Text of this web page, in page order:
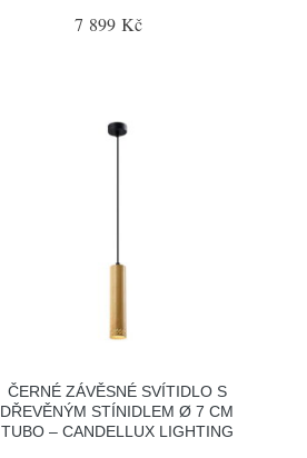
7 899 Kč
ČERNÉ ZÁVĚSNÉ SVÍTIDLO S
DŘEVĚNÝM STÍNIDLEM Ø 7 CM
TUBO – CANDELLUX LIGHTING